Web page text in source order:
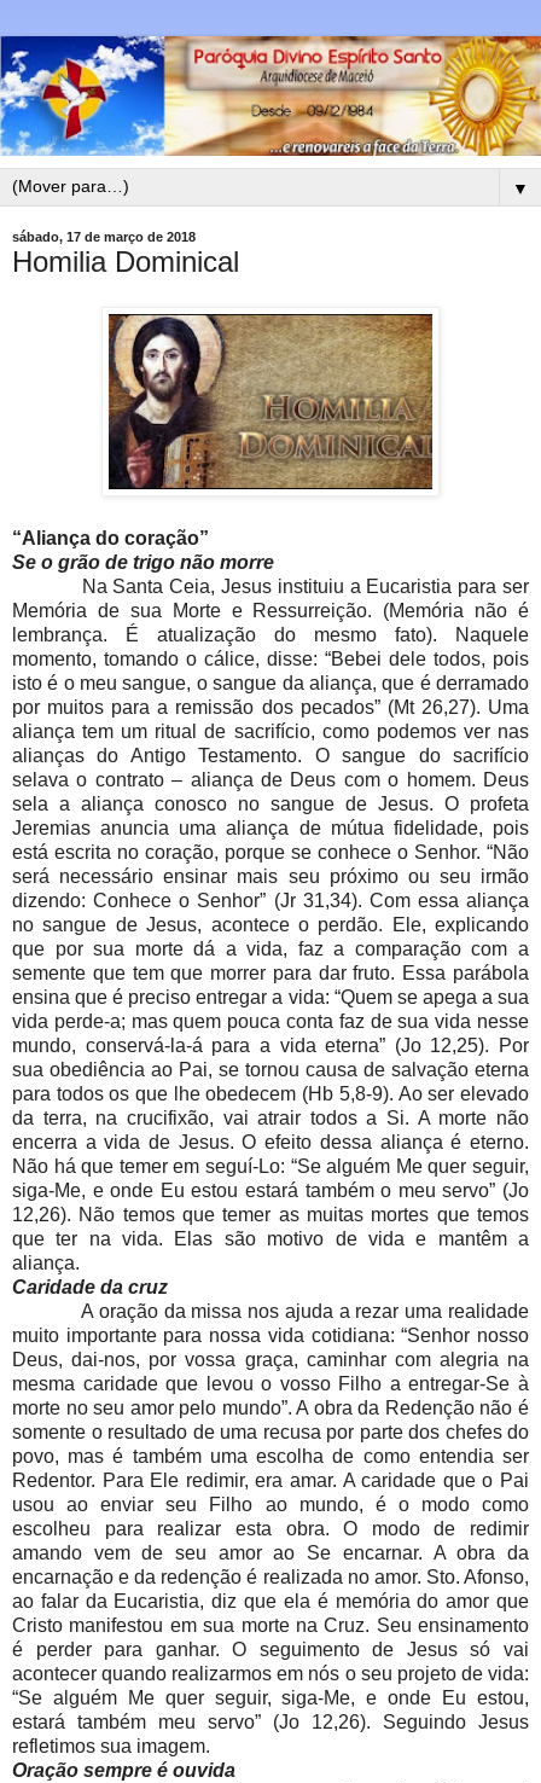
▼
sábado, 17 de março de 2018
Homilia Dominical
“Aliança do coração”
Se o grão de trigo não morre
Na Santa Ceia, Jesus instituiu a Eucaristia para ser
Memória de sua Morte e Ressurreição. (Memória não é
lembrança. É atualização do mesmo fato). Naquele
momento, tomando o cálice, disse: “Bebei dele todos, pois
isto é o meu sangue, o sangue da aliança, que é derramado
por muitos para a remissão dos pecados” (Mt 26,27). Uma
aliança tem um ritual de sacrifício, como podemos ver nas
alianças do Antigo Testamento. O sangue do sacrifício
selava o contrato – aliança de Deus com o homem. Deus
sela a aliança conosco no sangue de Jesus. O profeta
Jeremias anuncia uma aliança de mútua fidelidade, pois
está escrita no coração, porque se conhece o Senhor. “Não
será necessário ensinar mais seu próximo ou seu irmão
dizendo: Conhece o Senhor” (Jr 31,34). Com essa aliança
no sangue de Jesus, acontece o perdão. Ele, explicando
que por sua morte dá a vida, faz a comparação com a
semente que tem que morrer para dar fruto. Essa parábola
ensina que é preciso entregar a vida: “Quem se apega a sua
vida perde-a; mas quem pouca conta faz de sua vida nesse
mundo, conservá-la-á para a vida eterna” (Jo 12,25). Por
sua obediência ao Pai, se tornou causa de salvação eterna
para todos os que lhe obedecem (Hb 5,8-9). Ao ser elevado
da terra, na crucifixão, vai atrair todos a Si. A morte não
encerra a vida de Jesus. O efeito dessa aliança é eterno.
Não há que temer em seguí-Lo: “Se alguém Me quer seguir,
siga-Me, e onde Eu estou estará também o meu servo” (Jo
12,26). Não temos que temer as muitas mortes que temos
que ter na vida. Elas são motivo de vida e mantêm a
aliança.
Caridade da cruz
A oração da missa nos ajuda a rezar uma realidade
muito importante para nossa vida cotidiana: “Senhor nosso
Deus, dai-nos, por vossa graça, caminhar com alegria na
mesma caridade que levou o vosso Filho a entregar-Se à
morte no seu amor pelo mundo”. A obra da Redenção não é
somente o resultado de uma recusa por parte dos chefes do
povo, mas é também uma escolha de como entendia ser
Redentor. Para Ele redimir, era amar. A caridade que o Pai
usou ao enviar seu Filho ao mundo, é o modo como
escolheu para realizar esta obra. O modo de redimir
amando vem de seu amor ao Se encarnar. A obra da
encarnação e da redenção é realizada no amor. Sto. Afonso,
ao falar da Eucaristia, diz que ela é memória do amor que
Cristo manifestou em sua morte na Cruz. Seu ensinamento
é perder para ganhar. O seguimento de Jesus só vai
acontecer quando realizarmos em nós o seu projeto de vida:
“Se alguém Me quer seguir, siga-Me, e onde Eu estou,
estará também meu servo” (Jo 12,26). Seguindo Jesus
refletimos sua imagem.
Oração sempre é ouvida